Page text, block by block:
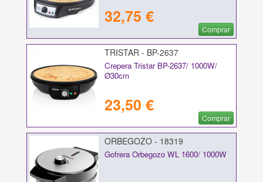
32,75 €
Comprar
TRISTAR - BP-2637
Crepera Tristar BP-2637/ 1000W/
Ø30cm
23,50 €
Comprar
ORBEGOZO - 18319
Gofrera Orbegozo WL 1600/ 1000W